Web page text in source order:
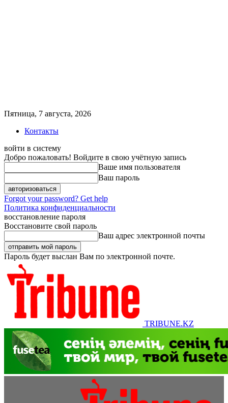
Пятница, 7 августа, 2026
Контакты
войти в систему
Добро пожаловать! Войдите в свою учётную запись
Ваше имя пользователя
Ваш пароль
Forgot your password? Get help
Политика конфиденциальности
восстановление пароля
Восстановите свой пароль
Ваш адрес электронной почты
Пароль будет выслан Вам по электронной почте.
TRIBUNE.KZ